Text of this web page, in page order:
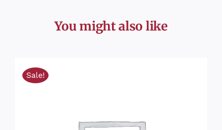
You might also like
Sale!